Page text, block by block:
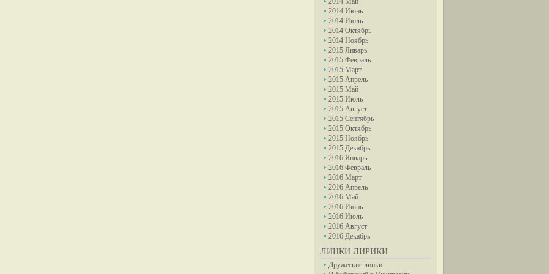
2014 Июнь
2014 Июль
2014 Октябрь
2014 Ноябрь
2015 Январь
2015 Февраль
2015 Март
2015 Апрель
2015 Май
2015 Июль
2015 Август
2015 Сентябрь
2015 Октябрь
2015 Ноябрь
2015 Декабрь
2016 Январь
2016 Февраль
2016 Март
2016 Апрель
2016 Май
2016 Июнь
2016 Июль
2016 Август
2016 Декабрь
ЛИНКИ ЛИРИКИ
Дружеские линки